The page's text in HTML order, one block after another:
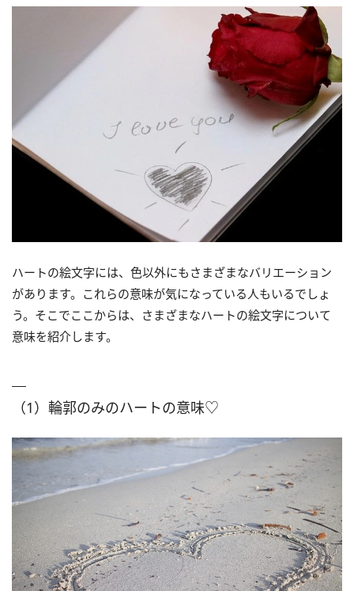
ハートの絵文字には、色以外にもさまざまなバリエーション
があります。これらの意味が気になっている人もいるでしょ
う。そこでここからは、さまざまなハートの絵文字について
意味を紹介します。
（1）輪郭のみのハートの意味♡